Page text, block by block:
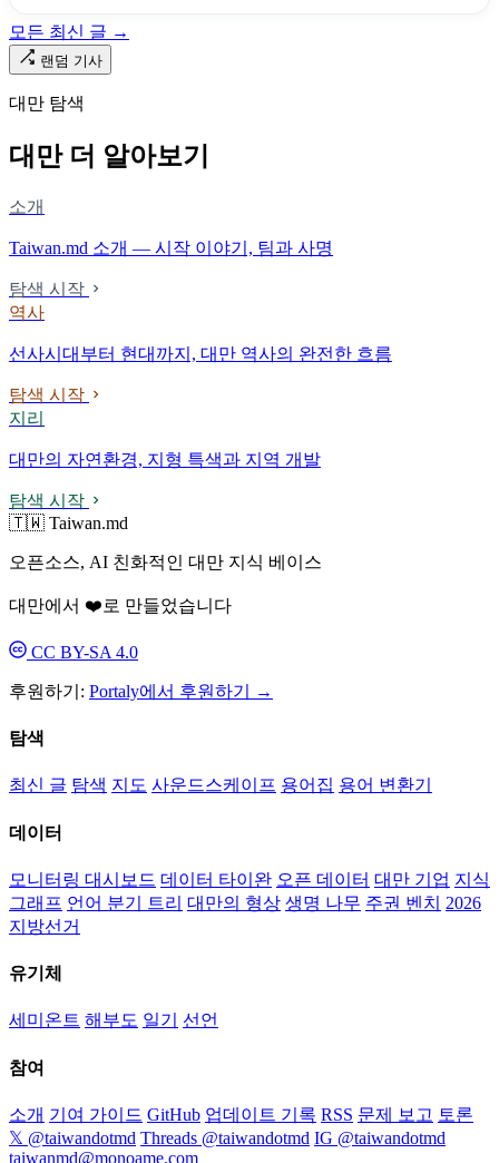
다. 마침내 푸유마·타로코 세대에 이르러서야 원주민 지명이 다시 철
로 위에 깔렸다.
모든 최신 글 →
랜덤 기사
대만 탐색
대만 더 알아보기
소개
Taiwan.md 소개 — 시작 이야기, 팀과 사명
탐색 시작
역사
선사시대부터 현대까지, 대만 역사의 완전한 흐름
탐색 시작
지리
대만의 자연환경, 지형 특색과 지역 개발
탐색 시작
🇹🇼 Taiwan.md
오픈소스, AI 친화적인 대만 지식 베이스
대만에서 ❤️로 만들었습니다
CC BY-SA 4.0
후원하기: Portaly에서 후원하기 →
탐색
최신 글 탐색 지도 사운드스케이프 용어집 용어 변환기
데이터
모니터링 대시보드 데이터 타이완 오픈 데이터 대만 기업 지식
그래프 언어 분기 트리 대만의 형상 생명 나무 주권 벤치
2026
지방선거
유기체
세미온트 해부도 일기 선언
참여
소개 기여 가이드 GitHub 업데이트 기록 RSS 문제 보고 토론
𝕏 @taiwandotmd Threads @taiwandotmd IG @taiwandotmd
taiwanmd@monoame.com